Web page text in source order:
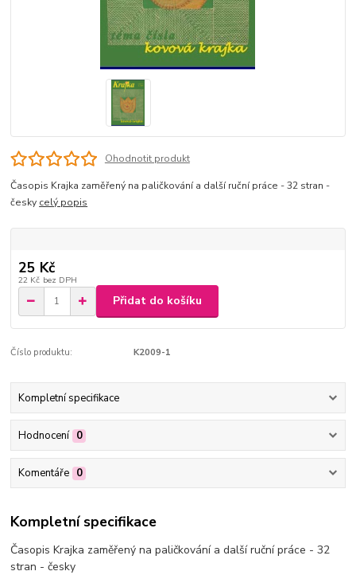
Ohodnotit produkt
Časopis Krajka zaměřený na paličkování a další ruční práce - 32 stran -
česky celý popis
25 Kč
22 Kč bez DPH
Přidat do košíku
Číslo produktu: K2009-1
Kompletní specifikace
Hodnocení 0
Komentáře 0
Kompletní specifikace
Časopis Krajka zaměřený na paličkování a další ruční práce - 32
stran - česky